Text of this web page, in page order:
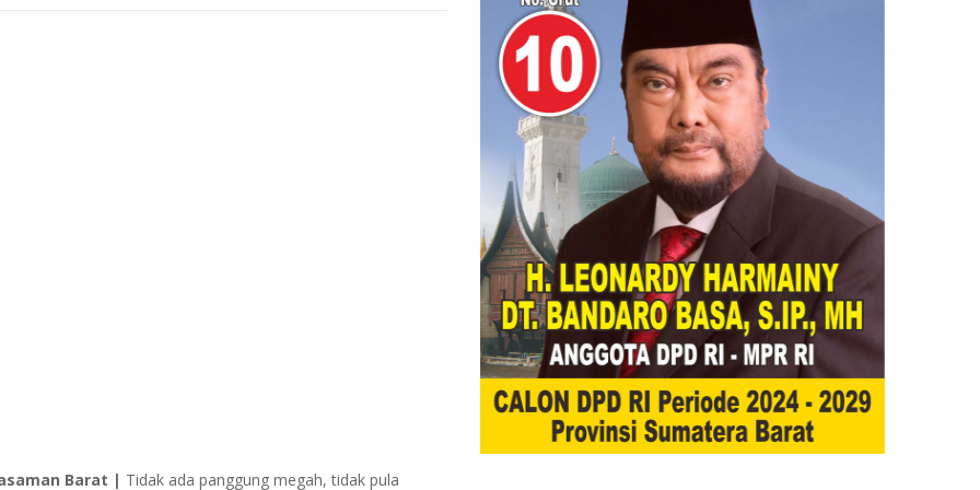
Barat | Tidak ada panggung megah, tidak pula